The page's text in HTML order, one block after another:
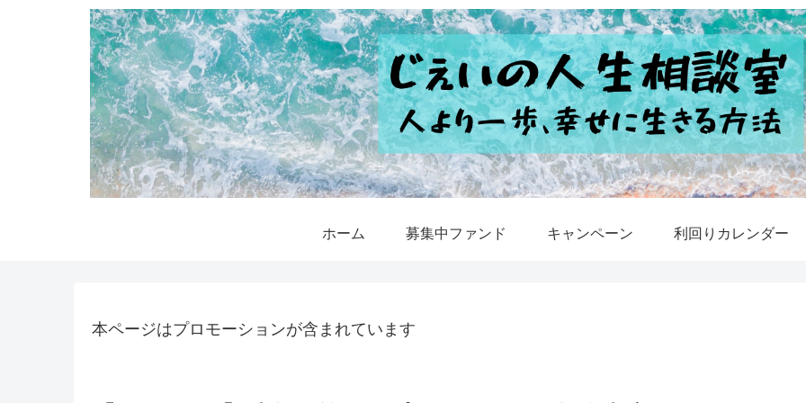
ホーム 募集中ファンド キャンペーン 利回りカレンダー
本ページはプロモーションが含まれています